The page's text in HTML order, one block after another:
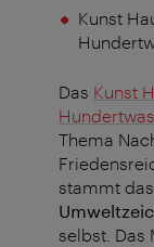
Kunst
Das Kunst
Thema
stammt das
selbst. Das